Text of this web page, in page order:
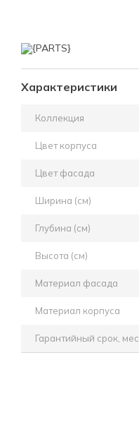
Характеристики
Коллекция
Цвет корпуса
Цвет фасада
Ширина (см)
Глубина (см)
Высота (см)
Материал фасада
Материал корпуса
Гарантийный срок, мес.